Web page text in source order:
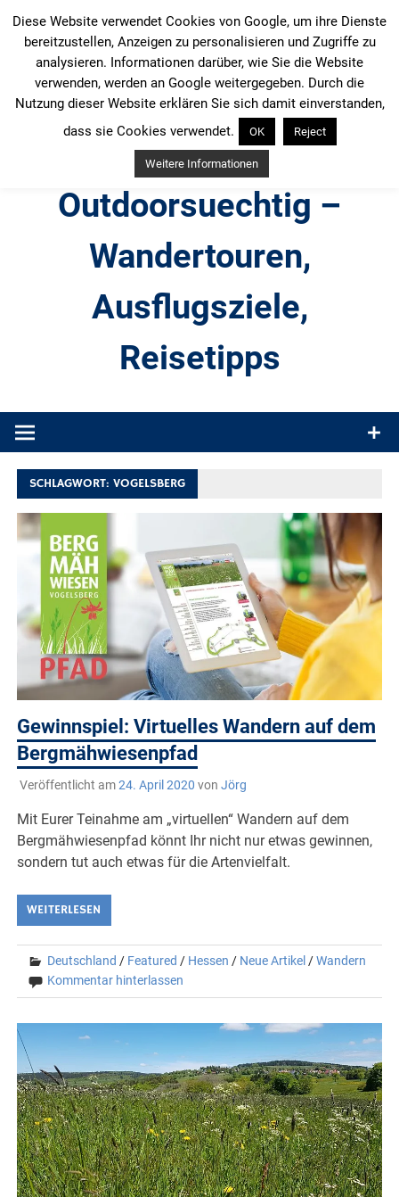
Inhalt
springen
Outdoorsuechtig –
Wandertouren,
Ausflugsziele,
Reisetipps
Produkttests und Buchrezensionen. Ein Blog für alle, die gern
SCHLAGWORT:VOGELSBERG
Gewinnspiel: Virtuelles Wandern auf dem
Bergmähwiesenpfad
Veröffentlicht am24. April 2020 von Jörg
Mit Eurer Teinahme am „virtuellen“ Wandern auf dem
Bergmähwiesenpfad könnt Ihr nicht nur etwas gewinnen,
sondern tut auch etwas für die Artenvielfalt.
WEITERLESEN
Deutschland / Featured / Hessen / Neue Artikel /Wandern
Kommentar hinterlassen
Diese Website verwendet Cookies von Google, um ihre Dienste
bereitzustellen, Anzeigen zu personalisieren und Zugriffe zu
analysieren. Informationen darüber, wie Sie die Website
verwenden, werden an Google weitergegeben. Durch die
Nutzung dieser Website erklären Sie sich damit einverstanden,
dass sie Cookies verwendet.
OK Reject
Weitere Informationen